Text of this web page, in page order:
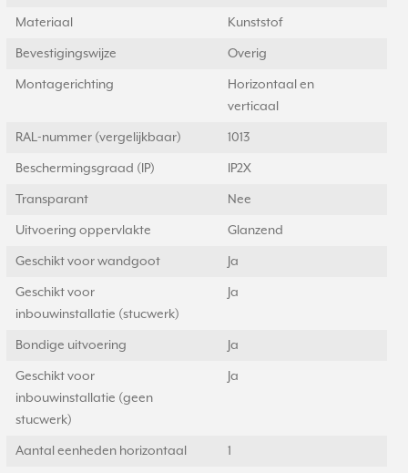
Materiaal Kunststof
Bevestigingswijze Overig
Montagerichting
Horizontaal en
verticaal
RAL-nummer (vergelijkbaar) 1013
Beschermingsgraad (IP) IP2X
Transparant Nee
Uitvoering oppervlakte Glanzend
Geschikt voor wandgoot Ja
Geschikt voor
inbouwinstallatie (stucwerk)
Ja
Bondige uitvoering Ja
Geschikt voor
inbouwinstallatie (geen
stucwerk)
Ja
Aantal eenheden horizontaal 1